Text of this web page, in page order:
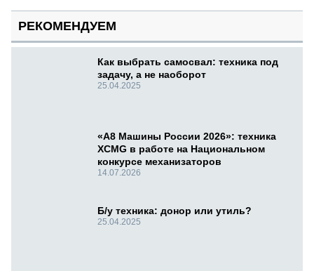
РЕКОМЕНДУЕМ
Как выбрать самосвал: техника под
задачу, а не наоборот
25.04.2025
«А8 Машины России 2026»: техника
XCMG в работе на Национальном
конкурсе механизаторов
14.07.2026
Б/у техника: донор или утиль?
25.04.2025